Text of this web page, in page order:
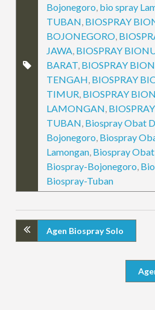
Bojonegoro bio spray
TUBAN BIOSPRAY
BOJONEGORO
JAWA BIOSPRAY
BARAT BIOSPRAY
TENGAH BIOSPRAY
TIMUR BIOSPRAY
LAMONGAN
TUBAN Biospray Obat
Bojonegoro Biospray
Lamongan Biospray
Biospray-Bojonegoro
Biospray-Tuban
Agen Biospray Solo